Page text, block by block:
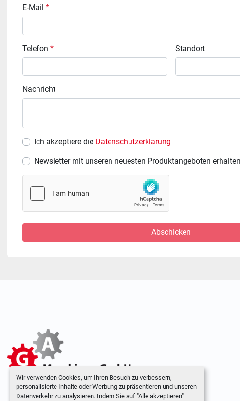
Wir verwenden Cookies, um Ihren Besuch zu verbessern,
personalisierte Inhalte oder Werbung zu präsentieren und unseren
Datenverkehr zu analysieren. Indem Sie auf "Alle akzeptieren"
E-Mail *
Telefon * Standort
Nachricht
Ich akzeptiere die Datenschutzerklärung
Newsletter mit unseren neuesten Produktangeboten erhalten
Abschicken